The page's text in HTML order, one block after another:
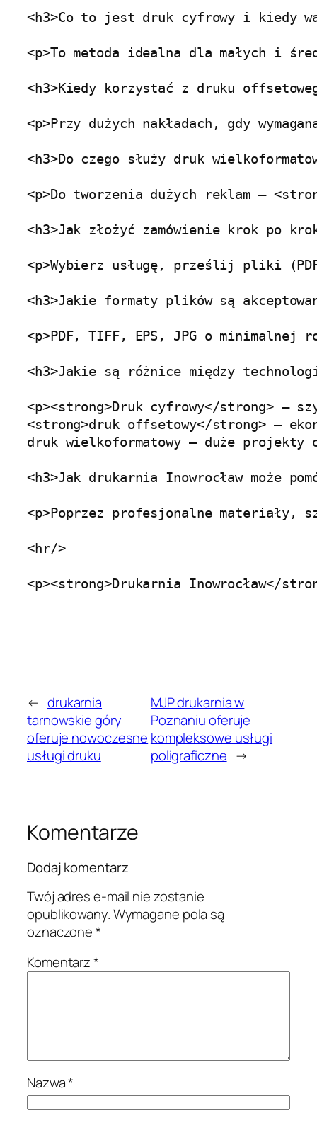
← drukarnia
tarnowskie góry
oferuje nowoczesne
usługi druku
MJP drukarnia w
Poznaniu oferuje
kompleksowe usługi
poligraficzne →
Komentarze
Dodaj komentarz
Twój adres e-mail nie zostanie
opublikowany.Wymagane pola są
oznaczone*
Komentarz*
Nazwa*